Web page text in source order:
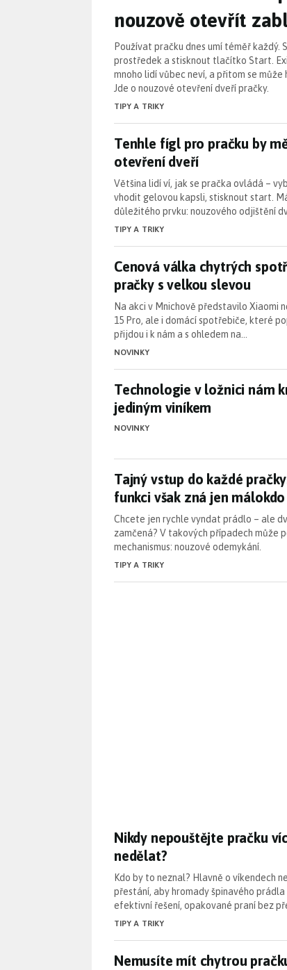
nouzově otevřít
Používat pračku dnes umí téměř
prostředek a stisknout tlačítko Start.
mnoho lidí vůbec neví, a přitom se
Jde o nouzové otevření dveří pračky.
TIPY A TRIKY
Tenhle fígl pro pračku by
Tenhle fígl pro pračku by
otevření dveří
Většina lidí ví, jak se pračka ovládá –
vhodit gelovou kapsli, stisknout start.
důležitého prvku: nouzového odjištění
TIPY A TRIKY
Cenová válka chytrých
Cenová válka chytrých
pračky s velkou slevou
Na akci v Mnichově představilo Xiaomi
15 Pro, ale i domácí spotřebiče, které
přijdou i k nám a s ohledem na…
NOVINKY
Technologie v ložnici nám
Technologie v ložnici nám
jediným viníkem
NOVINKY
Tajný vstup do každé
Tajný vstup do každé
funkci však zná jen málokdo
Chcete jen rychle vyndat prádlo – ale
zamčená? V takových případech může
mechanismus: nouzové odemykání.
TIPY A TRIKY
Nikdy nepouštějte pračku
Nikdy nepouštějte pračku
nedělat?
Kdo by to neznal? Hlavně o víkendech
přestání, aby hromady špinavého
efektivní řešení, opakované praní bez
TIPY A TRIKY
Nemusíte mít chytrou
Nemusíte mít chytrou